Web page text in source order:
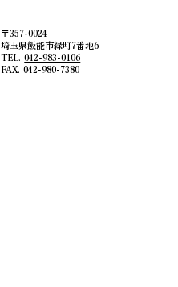
〒357-0024
埼玉県飯能市緑町7番地6
TEL.042-983-0106
FAX. 042-980-7380